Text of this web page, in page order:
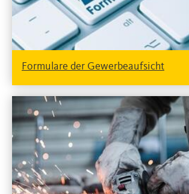
Formulare der Gewerbeaufsicht